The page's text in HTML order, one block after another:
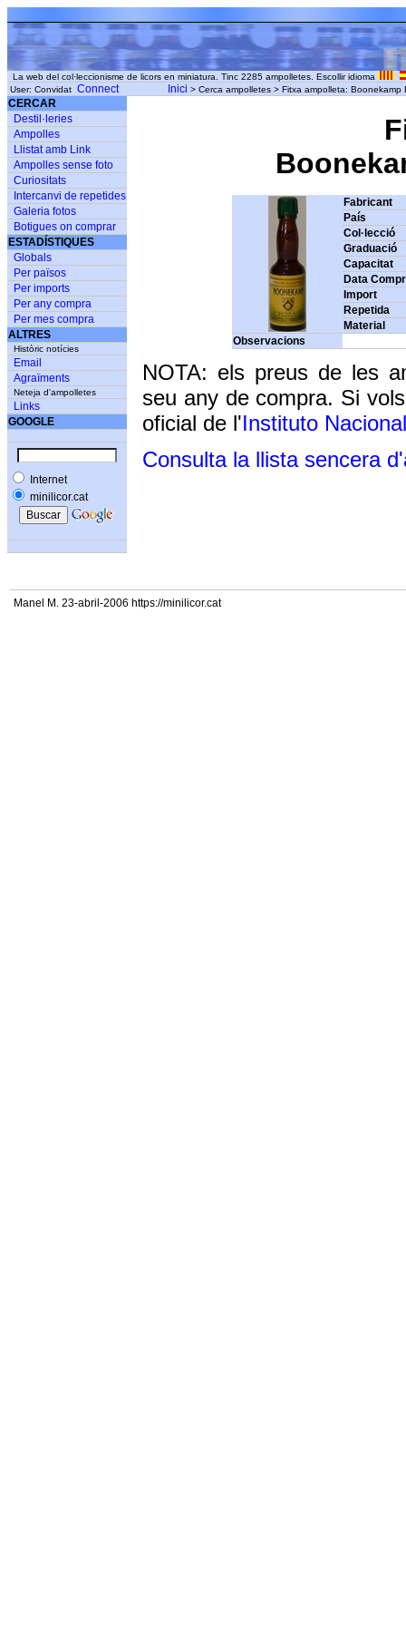
La web del col·leccionisme de licors en miniatura. Tinc 2285 ampolletes. Escollir idioma
User: Convidat Connect Inici > Cerca ampolletes > Fitxa ampolleta:
CERCAR
Destil·leries
Ampolles
Llistat amb Link
Ampolles sense foto
Curiositats
Intercanvi de repetides
Galeria fotos
Botigues on comprar
ESTADÍSTIQUES
Globals
Per països
Per imports
Per any compra
Per mes compra
ALTRES
Històric notícies
Email
Agraïments
Neteja d'ampolletes
Links
GOOGLE
Internet
minilicor.cat
Fabricant
País
Col·lecció
Graduació
Capacitat
Data
Import
Repetida
Material
Observacions
NOTA: els preus de les
seu any de compra. Si
oficial de l'Instituto
Consulta la llista sencera
Manel M. 23-abril-2006 https://minilicor.cat